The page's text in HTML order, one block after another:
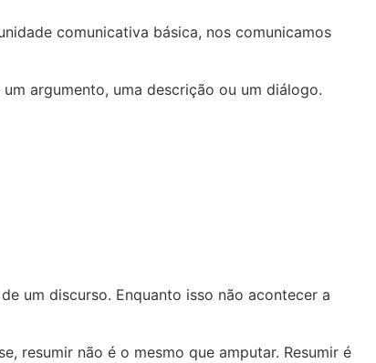
comunicativa básica, nos comunicamos
argumento, uma descrição ou um diálogo.
um discurso. Enquanto isso não acontecer a
resumir não é o mesmo que amputar. Resumir é